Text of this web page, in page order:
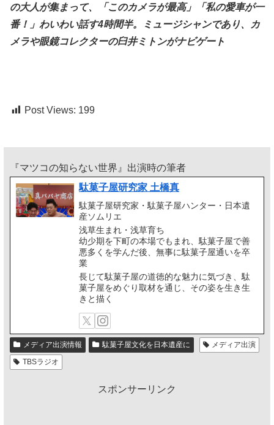
の大人が集まって、「このカメラが最高」「私の愛車が一
番！」わいわい話す4時間半。ミュージシャンであり、カ
メラや眼鏡コレクターの臼井ミトンがナビゲート
Post Views: 199
『マツコの知らない世界』出演時の筆者
駄菓子屋研究家 土橋真
駄菓子屋研究家・駄菓子屋ハンター・日本遺
産ソムリエ
浅草生まれ・浅草育ち
幼少期を下町の本場でもまれ、駄菓子屋で善
悪多くを学んだ後、無事に駄菓子屋通いを卒
業
長じて駄菓子屋の道徳的な魅力に気づき、駄
菓子屋をめぐり取材を通じ、その姿を生き生
きと描く
メディア出演情報 駄菓子屋文化を日本遺産に
メディア出演
TBSラジオ
スポンサーリンク